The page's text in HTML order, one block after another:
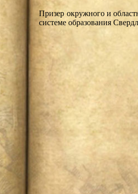
Призер окружного и
системе образования